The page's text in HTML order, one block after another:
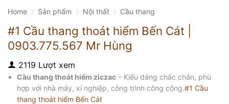
Home / Sản phẩm / Nội thất / Cầu thang
#1 Cầu thang thoát hiểm Bến Cát |
0903.775.567 Mr Hùng
2119 Lượt xem
Cầu thang thoát hiểm ziczac – Kiểu dáng chắc chắn, phù
hợp với nhà máy, xí nghiệp, công trình công cộng.#1 Cầu
thang thoát hiểm Bến Cát